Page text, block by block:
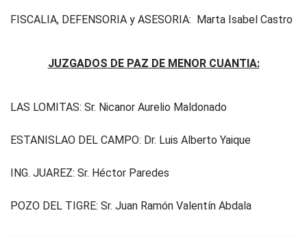
FISCALIA, DEFENSORIA y ASESORIA: Marta Isabel Castro
JUZGADOS DE PAZ DE MENOR CUANTIA:
LAS LOMITAS: Sr. Nicanor Aurelio Maldonado
ESTANISLAO DEL CAMPO: Dr. Luis Alberto Yaique
ING. JUAREZ: Sr. Héctor Paredes
POZO DEL TIGRE: Sr. Juan Ramón Valentín Abdala